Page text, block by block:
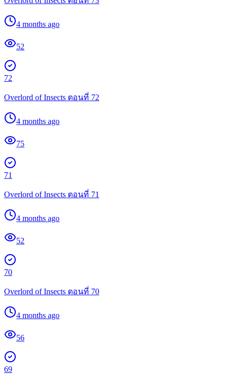
4 months ago
52
72
Overlord of Insects ตอนที่ 72
4 months ago
75
71
Overlord of Insects ตอนที่ 71
4 months ago
52
70
Overlord of Insects ตอนที่ 70
4 months ago
56
69